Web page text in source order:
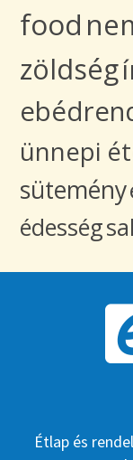
food
zöldség
ünnepi
sütemény
édesség
Étlap és